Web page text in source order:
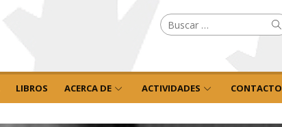
Buscar
por:
LIBROS ACERCA DE ACTIVIDADES CONTACTO